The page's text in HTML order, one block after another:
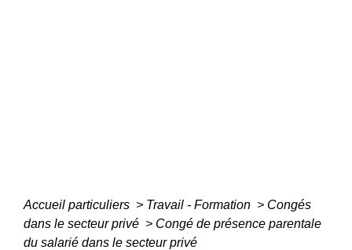
Accueil particuliers > Travail - Formation > Congés
dans le secteur privé > Congé de présence parentale
du salarié dans le secteur privé